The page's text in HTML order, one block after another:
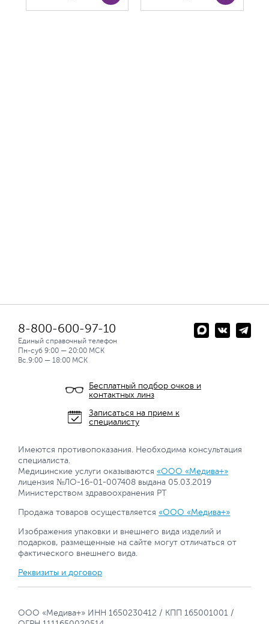
8-800-600-97-10
Единый справочный телефон
Пн-суб 9:00 — 20:00 МСК
Вс.9:00 — 18:00 МСК
Бесплатный подбор очков и
контактных линз
Записаться на прием к
специалисту
Имеются противопоказания. Необходима консультация
специалиста.
Медицинские услуги оказываются «ООО «Медива+»
лицензия №ЛО-16-01-007408 выдана 05.03.2019
Министерством здравоохранения РТ
Продажа товаров осуществляется «ООО «Медива+»
Изображения упаковки и внешнего вида изделий и
подарков, размещенные на сайте могут отличаться от
фактического внешнего вида.
Реквизиты и договор
ООО «Медива+» ИНН 1650230412 / КПП 165001001 /